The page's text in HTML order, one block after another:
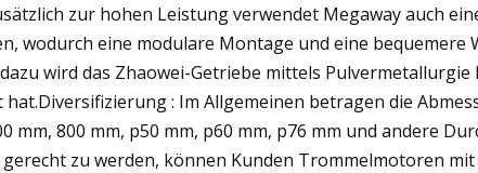
zur hohen Leistung verwendet Megaway auch
wodurch eine modulare Montage und eine bequemere
wird das Zhaowei-Getriebe mittels
: Im Allgemeinen betragen die
mm, 800 mm, p50 mm, p60 mm, p76 mm und andere
zu werden, können Kunden Trommelmotoren